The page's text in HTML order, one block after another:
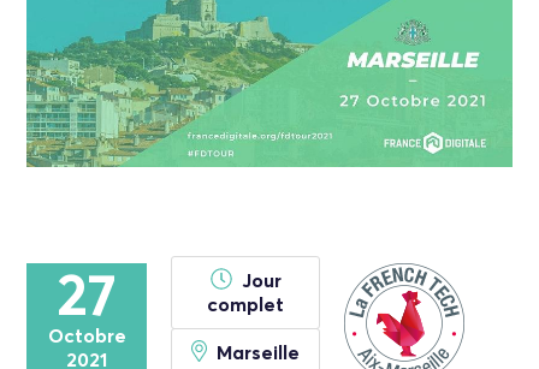
27
Octobre
2021
Jour
complet
Marseille